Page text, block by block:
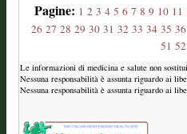
Pagine: 1 2 3 4 5 6 7 8 9 10 11
26 27 28 29 30 31 32 33 34 35 36
51 52
Le informazioni di medicina e salute non
Nessuna responsabilità è assunta riguardo ai
Nessuna responsabilità è assunta riguardo ai